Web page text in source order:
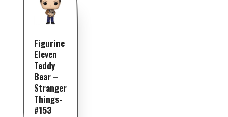
Figurine
Eleven
Teddy
Bear –
Stranger
Things-
#153